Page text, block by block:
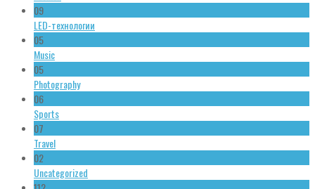
09
LED-технологии
05
Music
05
Photography
06
Sports
07
Travel
02
Uncategorized